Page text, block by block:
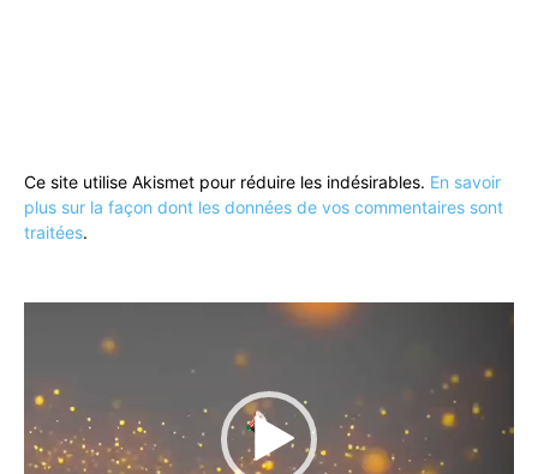
Ce site utilise Akismet pour réduire les indésirables. En savoir
plus sur la façon dont les données de vos commentaires sont
traitées.